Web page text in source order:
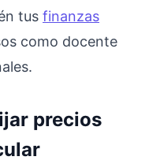
tus finanzas
como docente
precios